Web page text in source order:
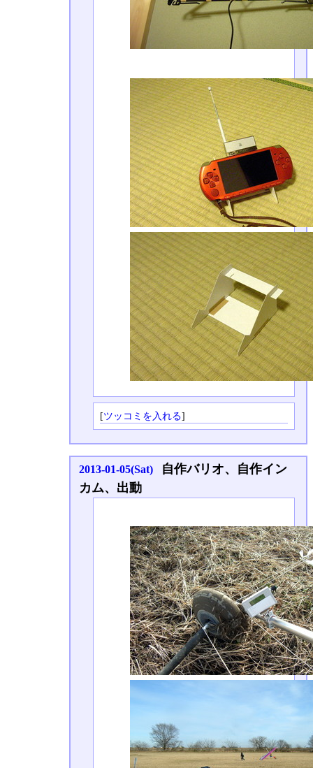
[ツッコミを入れる]
2013-01-05(Sat)
自作バリオ、自作イン
カム、出動